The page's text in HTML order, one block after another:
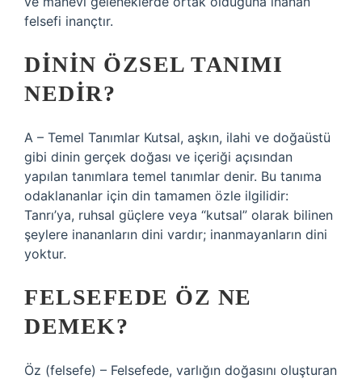
felsefi inançtır.
DININ ÖZSEL TANIMI
NEDIR?
A – Temel Tanımlar Kutsal, aşkın, ilahi ve doğaüstü
gibi dinin gerçek doğası ve içeriği açısından
yapılan tanımlara temel tanımlar denir. Bu tanıma
odaklananlar için din tamamen özle ilgilidir:
Tanrı’ya, ruhsal güçlere veya “kutsal” olarak bilinen
şeylere inananların dini vardır; inanmayanların dini
yoktur.
FELSEFEDE ÖZ NE
DEMEK?
Öz (felsefe) – Felsefede, varlığın doğasını oluşturan